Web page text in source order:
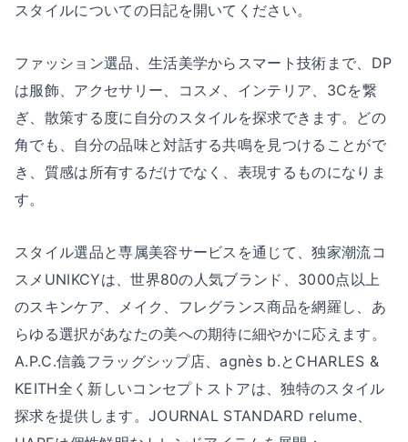
スタイルについての日記を開いてください。
ファッション選品、生活美学からスマート技術まで、DP
は服飾、アクセサリー、コスメ、インテリア、3Cを繋
ぎ、散策する度に自分のスタイルを探求できます。どの
角でも、自分の品味と対話する共鳴を見つけることがで
き、質感は所有するだけでなく、表現するものになりま
す。
スタイル選品と専属美容サービスを通じて、独家潮流コ
スメUNIKCYは、世界80の人気ブランド、3000点以上
のスキンケア、メイク、フレグランス商品を網羅し、あ
らゆる選択があなたの美への期待に細やかに応えます。
A.P.C.信義フラッグシップ店、agnès b.とCHARLES &
KEITH全く新しいコンセプトストアは、独特のスタイル
探求を提供します。JOURNAL STANDARD relume、